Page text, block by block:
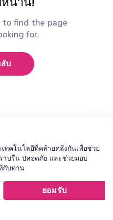
to find the page
for.
บ
ยกเลิก ติดตั้ง
ทคโนโลยีที่คล้ายคลึงกันเพื่อช่วย
าบรื่น ปลอดภัย และช่วยมอบ
กับท่าน
ยอมรับ